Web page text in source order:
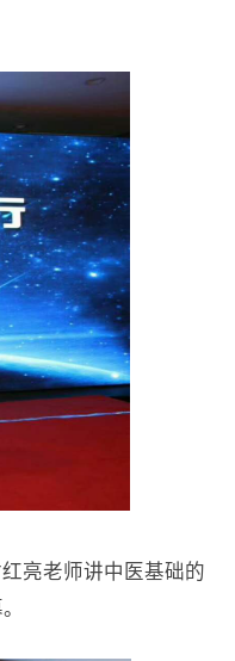
亮老师讲中医基础的